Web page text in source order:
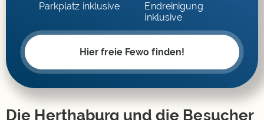
Parkplatz inklusive
Endreinigung
inklusive
Hier freie Fewo finden!
Die Herthaburg und die Besucher